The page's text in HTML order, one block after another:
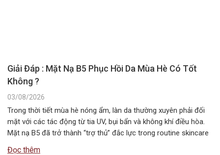
Giải Đáp : Mặt Nạ B5 Phục Hồi Da Mùa Hè Có Tốt
Không ?
03/08/2026
Trong thời tiết mùa hè nóng ẩm, làn da thường xuyên phải đối
mặt với các tác động từ tia UV, bụi bẩn và không khí điều hòa.
Mặt nạ B5 đã trở thành “trợ thủ” đắc lực trong routine skincare
Đọc thêm